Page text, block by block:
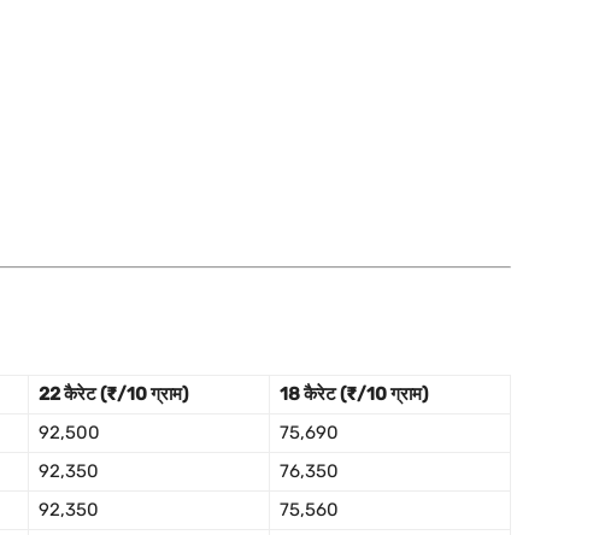
22 कैरेट (₹/10 ग्राम)
18 कैरेट (₹/10 ग्राम)
92,500
75,690
92,350
76,350
92,350
75,560